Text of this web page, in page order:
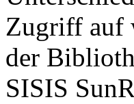
Zugriff auf
der
SISIS